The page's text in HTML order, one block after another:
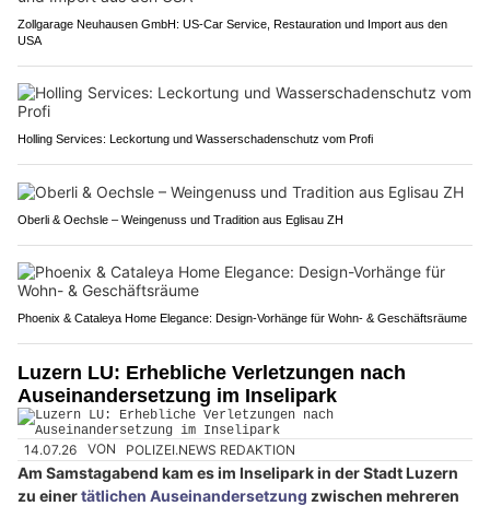
Zollgarage Neuhausen GmbH: US-Car Service, Restauration und Import aus den
USA
Holling Services: Leckortung und Wasserschadenschutz vom Profi
Oberli & Oechsle – Weingenuss und Tradition aus Eglisau ZH
Phoenix & Cataleya Home Elegance: Design-Vorhänge für Wohn- & Geschäftsräume
Luzern LU: Erhebliche Verletzungen nach
Auseinandersetzung im Inselipark
14.07.26 VON POLIZEI.NEWS REDAKTION
Am Samstagabend kam es im Inselipark in der Stadt Luzern
zu einertätlichen Auseinandersetzung zwischen mehreren